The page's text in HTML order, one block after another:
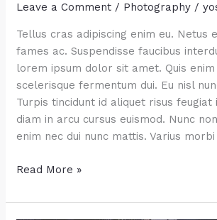
Leave a Comment / Photography /
Tellus cras adipiscing enim eu. Netus
fames ac. Suspendisse faucibus
lorem ipsum dolor sit amet. Quis
scelerisque fermentum dui. Eu nisl
Turpis tincidunt id aliquet risus feugiat
diam in arcu cursus euismod. Nunc
enim nec dui nunc mattis. Varius morbi
Photos
Food
Read More »